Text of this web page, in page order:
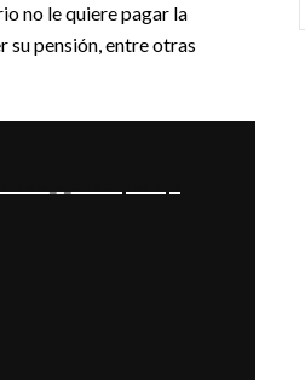
no le quiere pagar la
su pensión, entre otras